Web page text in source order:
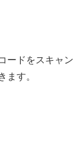
ードをスキャン
ます。